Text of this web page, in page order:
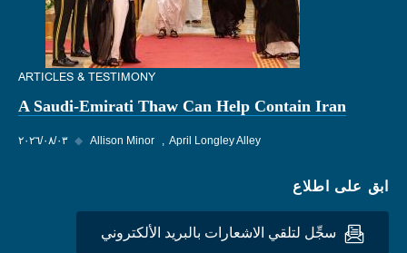
ARTICLES & TESTIMONY
A Saudi-Emirati Thaw Can Help Contain Iran
٠٣‏/٠٨‏/٢٠٢٦ ◆ Allison Minor April Longley Alley
ابق على اطلاع
سجِّل لتلقي الاشعارات بالبريد الألكتروني